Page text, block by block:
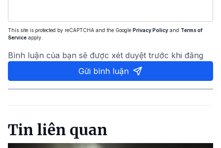
This site is protected by reCAPTCHA and the Google Privacy Policy and Terms of
Service apply.
Bình luận của bạn sẽ được xét duyệt trước khi đăng
Gửi bình luận
Tin liên quan